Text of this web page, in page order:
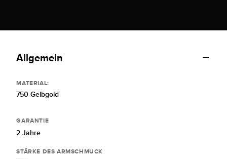
Allgemein
MATERIAL:
750 Gelbgold
GARANTIE
2 Jahre
STÄRKE DES ARMSCHMUCK